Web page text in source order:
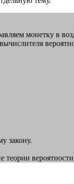
монетку в
закону.
теории